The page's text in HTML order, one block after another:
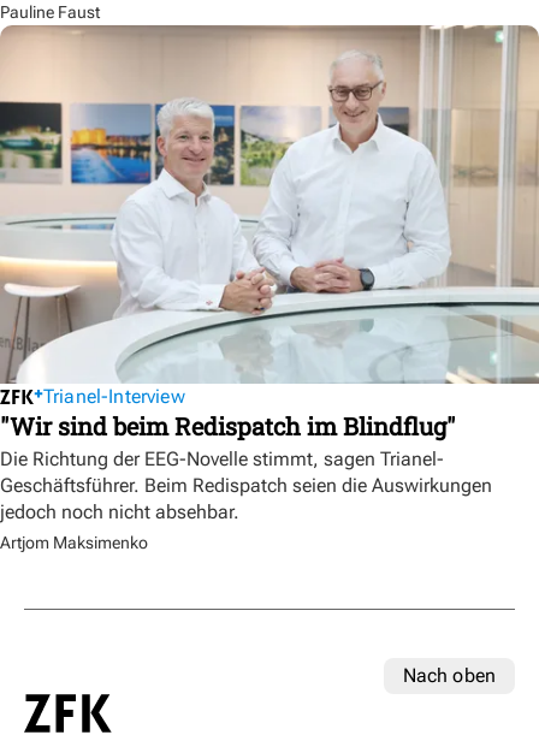
Pauline Faust
Trianel-Interview
"Wir sind beim Redispatch im Blindflug"
Die Richtung der EEG-Novelle stimmt, sagen Trianel-
Geschäftsführer. Beim Redispatch seien die Auswirkungen
jedoch noch nicht absehbar.
Artjom Maksimenko
Nach oben